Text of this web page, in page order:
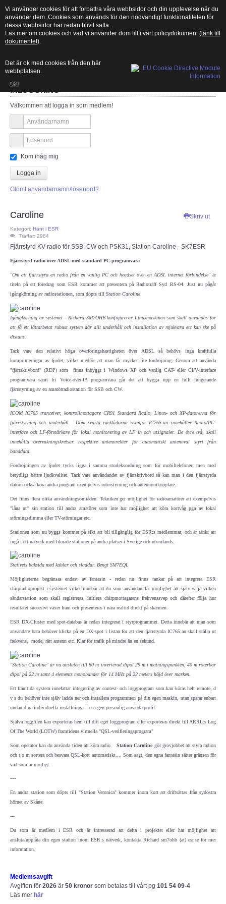
MENU
START
Vad är amatörradio?
Länksamling
PTS
ITU
CEPT
ECC
PTS e-tjänst
Provfrågebank
PTS mötesanteckningar
IARU
IARU dokument
Elsäkerhetsverket
IEC-CISPR
NRAU
Föreningar
SENASTE
ESR Resonans
ESR-Nyheterna
DX-bulletin från ARRL
Bulletiner från ARRL
Nyheter utifrån
Vågutbredningsprognoser
Historiska avdelningen
Inspelningar
Bildarkiv SM4XL
Medlemsansökan
Du är här:Startsida>Om ESR> Hänt i ESR Caroline
INLOGGNING
Välkommen att logga in som medlem!
Kom ihåg mig
Logga in
Glömt användarnamn/lösenord?
Skriv ut
Caroline
Kategori: Hänt i ESR
Träffar: 2984
Fjärrstyrd KV-radio för SSB, CW och PSK31, Station Caroline - SK7ESR
Fjärrstyrd radio över ADSL med standard PC programvara
"Om att fjärrstyra en radio från en vanlig PC och headset över en ADSL internet förbindelse" är
titeln på ett föredrag som ESR kommer att presentera på Radioträff Syd RS-04. Just nu pågår
igångkörning av radiostationen, som döpts till Station Caroline
Igångkörning av systemet - Richard SM7OHB konfigurerar Linuxmaskinen som skall användas för
att få ett lättarbetat rubust system där allt underhåll och installation av mjukvara etc kan ske på
distans.
Tack vare den relativt höga överföringshastigheten över ADSL så behövs inga kraftfulla
komprimeringar av ljudet, vilket medför att man får mycket lite fördröjning. Genom att använda
"fjärrskrivbord" (RDP) som finns inbyggt i Windows XP och vanlig CAT- eller CI/V-interface
programvara samt fri Voice-over-IP programvara går det att bygga upp en fullt fungerande
fjärrstyrning av en amatörradiostation för SSB och CW.
ICOM IC765 tranceiver, kontrollmottagare CR91 Standard Radio, Linux- och XP-datorerna för
fjärrstyrning och underhåll. Dom svarta racklådorna ovanför IC765:an innehåller Radio/PC-
interface och LF-förstärkare för lokal monitorering av LF in och utsignaler. De övre två, skall
innehålla övervakningskretsar respektive antennreläer för automatiskt antennval styrt från
banddata.
Fördröjningen av ljudet tycks ligga i samma storleksordning som för mobiltelefoner, men med
betydligt bättre ljudkvalitet. Tack vare användandet av fjärrskrivbord så kan man i den fjärrstyrda
datorn också köra andra program exempelvis rotorstyrning och antennomkopplare.
Det finns flera olika användningsområden. Tekniken ger möjlighet för radioamatörer att exempelvis
"låna ut" sin station till andra amatörer som inte har möjlighet att köra kortvåg pga av lokal
störningsdimma eller TV-störningar etc.
Stationen som nu byggs kommer på sikt att bli tillgänglig för ESR:s medlemmar, och är tänkt att
ingå i ett nätverk med liknade stationer på andra platser i Sverige och utomlands.
Stativets baksida med kablar och sladdar. Bengt SM7EQL
Möjligheterna begränsas endast av fantasin - redan nu finns tankar på att integrera ESR
chirpradioprojekt i systemet vilket innebär att du som användare får möjlighet att själv välja vilken
sändarstation som skall registreras, initiera chirpmottagarens frekvenssvep och därefter följa hur
resultatet succesivt växer fram och presenteras i nära realtid direkt på skärmen.
ESR DX-Cluster med spot-databas är redan integrerat i styrprogrammet. Detta innebär att man som
användare bara behöver klicka på en DX-spot i listan för att den fjärrstyrda IC765:an skall ställa ut
frekvens, mode, rätt antenn etc. Klar för trafik på mindre än en sekund.
"Station Caroline" är nu ansluten till 80 m inverterad dipol 29 m i matningspunkten, 40 m roterbar
dipol på 22 m samt 4 elements monobander för 14 MHz på 22 meters höjd över marken.
Ett framtida system innefattar integrering av contest- och loggprogram som kan köras helt remote, d
v s du behöver inte själv ladda ner och installera programmen på din egen maskin, utan sparar enbart
undan dina individuella inställningar i en egen personlig användarprofil.
Själva loggfilen kan exporteras hem till ditt eget loggprogram eller exporteras direkt till ARRL:s Log
Of The World (LOTW) framtidens virtuella "QSL-verifieringsprogram"
Som operatör kan du använda tiden att köra radio.Station Caroline gör grovjobbet att styra radion
och t o m sortera och besvara QSL-kort automatiskt.... Som sagt, den egna fantasin sätter gränsen för
vad som är möjligt.
---
En andra station som döpts till "Station Veronica" kommer inom kort att driftsättas från sydöstra
hörnet av Skåne.
---
Du som är medlem i ESR och är intresserad att delta i projektet eller har möjlighet att
ansluta/upplåta din egen station inom ESR:s nätverk, kontakta Richard sm7ohb (at) esr.se för mer
information.
Medlemsavgift
Avgiften för 2026 är 50 kronor som betalas till vårt pg 101 54 09-4
Läs mer här
Vi använder cookies för att förbättra våra webbsidor och din upplevelse när du
använder dem. Cookies som används för den nödvändigt funktionaliteten för
dessa webbsidor har redan blivit satta.
Läs mer om cookies och vad vi använder dom till i vårt policydokument(länk till
dokumentet).
Det är ok med cookies från den här
webbplatsen.
OK!